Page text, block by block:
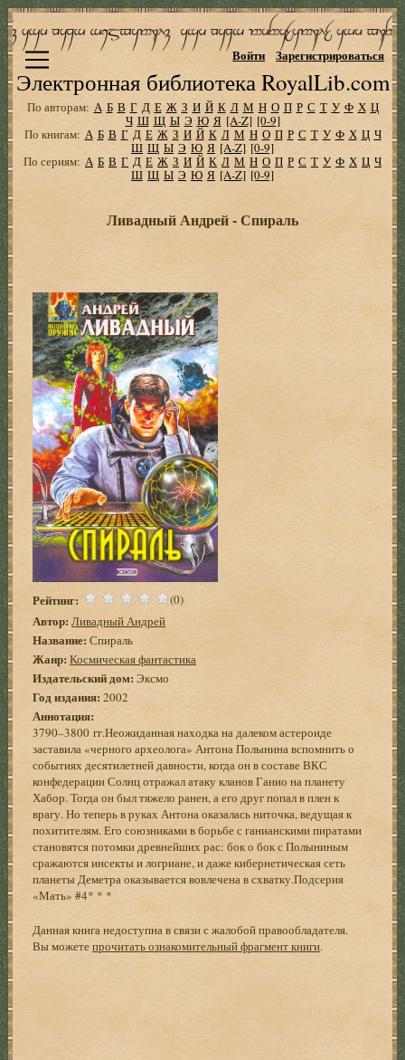
Электронная библиотека RoyalLib.com
Войти Зарегистрироваться
По авторам: А Б В Г Д Е Ж З И Й К Л М Н О П Р С Т У Ф Х Ц
Ч Ш Щ Ы Э Ю Я [A-Z] [0-9]
По книгам: А Б В Г Д Е Ж З И Й К Л М Н О П Р С Т У Ф Х Ц Ч
Ш Щ Ы Э Ю Я [A-Z] [0-9]
По сериям: А Б В Г Д Е Ж З И Й К Л М Н О П Р С Т У Ф Х Ц Ч
Ш Щ Ы Э Ю Я [A-Z] [0-9]
Ливадный Андрей - Спираль
Рейтинг: (0)
Автор: Ливадный Андрей
Название: Спираль
Жанр: Космическая фантастика
Издательский дом: Эксмо
Год издания:2002
Аннотация:
3790–3800 гг.Неожиданная находка на далеком астероиде
заставила «черного археолога» Антона Полынина вспомнить о
событиях десятилетней давности, когда он в составе ВКС
конфедерации Солнц отражал атаку кланов Ганио на планету
Хабор. Тогда он был тяжело ранен, а его друг попал в плен к
врагу. Но теперь в руках Антона оказалась ниточка, ведущая к
похитителям. Его союзниками в борьбе с ганианскими пиратами
становятся потомки древнейших рас: бок о бок с Полыниным
сражаются инсекты и логриане, и даже кибернетическая сеть
планеты Деметра оказывается вовлечена в схватку.Подсерия
«Мать» #4* * *
Данная книга недоступна в связи с жалобой правообладателя.
Вы можетепрочитать ознакомительный фрагмент книги.